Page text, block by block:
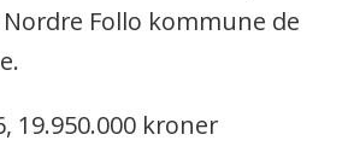
Follo kommune de
19.950.000 kroner